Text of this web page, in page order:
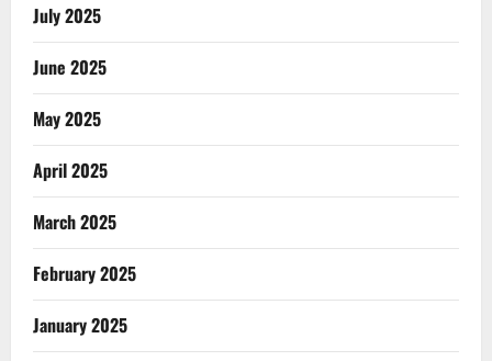
July 2025
June 2025
May 2025
April 2025
March 2025
February 2025
January 2025